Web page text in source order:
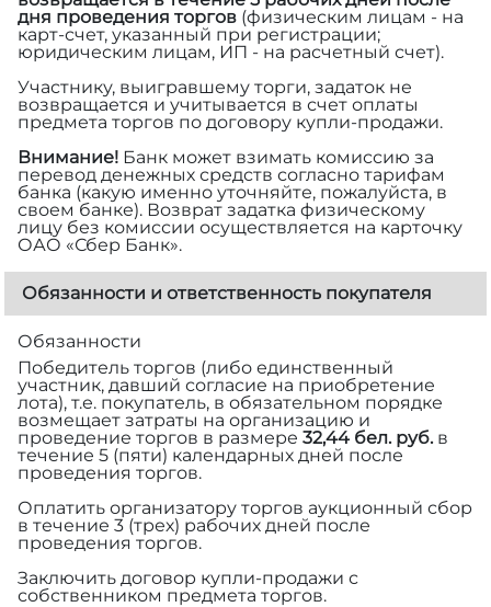
дня проведения торгов (физическим лицам - на
карт-счет, указанный при регистрации;
юридическим лицам, ИП - на расчетный счет).
Участнику, выигравшему торги, задаток не
возвращается и учитывается в счет оплаты
предмета торгов по договору купли-продажи.
Внимание! Банк может взимать комиссию за
перевод денежных средств согласно тарифам
банка (какую именно уточняйте, пожалуйста, в
своем банке). Возврат задатка физическому
лицу без комиссии осуществляется на карточку
ОАО «Сбер Банк».
Обязанности и ответственность покупателя
Обязанности
Победитель торгов (либо единственный
участник, давший согласие на приобретение
лота), т.е. покупатель, в обязательном порядке
возмещает затраты на организацию и
проведение торгов в размере 32,44 бел. руб.в
течение 5 (пяти) календарных дней после
проведения торгов.
Оплатить организатору торгов аукционный сбор
в течение 3 (трех) рабочих дней после
проведения торгов.
Заключить договор купли-продажи с
собственником предмета торгов.